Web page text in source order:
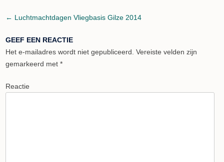
Post navigation
← Luchtmachtdagen Vliegbasis Gilze 2014
GEEF EEN REACTIE
Het e-mailadres wordt niet gepubliceerd. Vereiste velden zijn
gemarkeerd met *
Reactie